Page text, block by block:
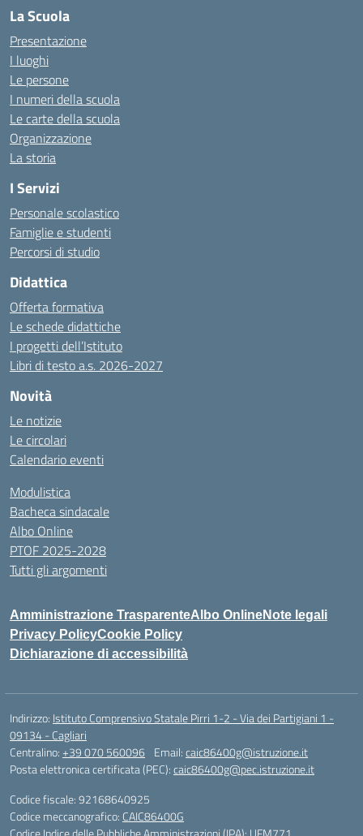
La Scuola
Presentazione
I luoghi
Le persone
I numeri della scuola
Le carte della scuola
Organizzazione
La storia
I Servizi
Personale scolastico
Famiglie e studenti
Percorsi di studio
Didattica
Offerta formativa
Le schede didattiche
I progetti dell’Istituto
Libri di testo a.s. 2026-2027
Novità
Le notizie
Le circolari
Calendario eventi
Modulistica
Bacheca sindacale
Albo Online
PTOF 2025-2028
Tutti gli argomenti
Amministrazione TrasparenteAlbo OnlineNote legali
Privacy PolicyCookie Policy
Dichiarazione di accessibilità
Indirizzo: Istituto Comprensivo Statale Pirri 1-2 - Via dei Partigiani 1 -
09134 - Cagliari
Centralino:+39 070 560096 Email:caic86400g@istruzione.it
Posta elettronica certificata (PEC):caic86400g@pec.istruzione.it
Codice fiscale: 92168640925
Codice meccanografico: CAIC86400G